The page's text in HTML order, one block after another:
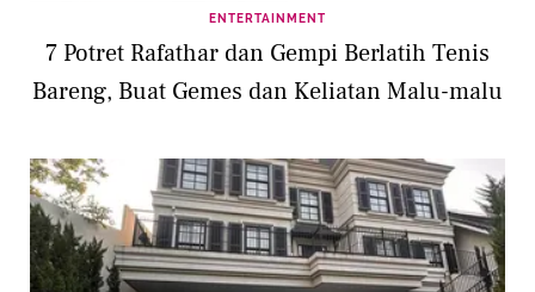
ENTERTAINMENT
7 Potret Rafathar dan Gempi Berlatih Tenis
Bareng, Buat Gemes dan Keliatan Malu-malu